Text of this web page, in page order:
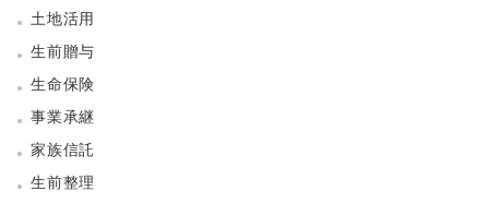
土地活用
生前贈与
生命保険
事業承継
家族信託
生前整理